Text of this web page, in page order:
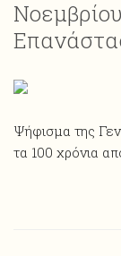
Ψήφισμα της
τα 100 χρόνια